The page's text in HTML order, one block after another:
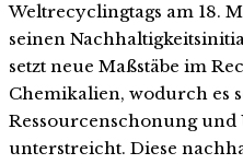
Weltrecyclingtags am 18.
seinen
setzt neue Maßstäbe im
Chemikalien, wodurch es
Ressourcenschonung
unterstreicht. Diese